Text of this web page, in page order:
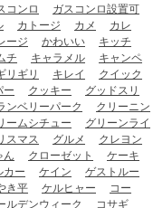
コンロ
ガスコンロ設置可
カトージ カメ
カレ
ージ かわいい
キッチ
チ キャラメル
キャンペ
リギリ キレイ
クイック
ー
クッキー
グッドスリ
ンベリーパーク
クリーニン
ームシチュー
グリーンライ
スマス グルメ
クレヨン
ん
クローゼット
ケーキ
カー
ケイン
ゲストルー
き平 ケルヒャー
コー
ルデンウィーク
コサギ